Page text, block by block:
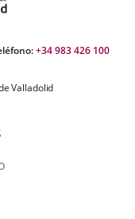
+34 983 426 100
Valladolid